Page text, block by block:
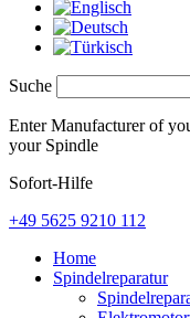
Suche
Enter Manufacturer of
your Spindle
Sofort-Hilfe
+49 5625 9210 112
Home
Spindelreparatur